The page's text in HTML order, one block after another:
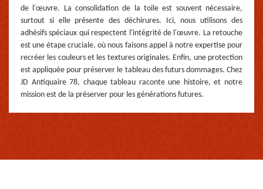
de l'œuvre. La consolidation de la toile est souvent nécessaire,
surtout si elle présente des déchirures. Ici, nous utilisons des
adhésifs spéciaux qui respectent l'intégrité de l'œuvre. La retouche
est une étape cruciale, où nous faisons appel à notre expertise pour
recréer les couleurs et les textures originales. Enfin, une protection
est appliquée pour préserver le tableau des futurs dommages. Chez
JD Antiquaire 78, chaque tableau raconte une histoire, et notre
mission est de la préserver pour les générations futures.